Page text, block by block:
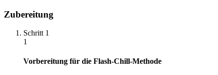
Zubereitung
Schritt 1
1
Vorbereitung für die Flash-Chill-Methode